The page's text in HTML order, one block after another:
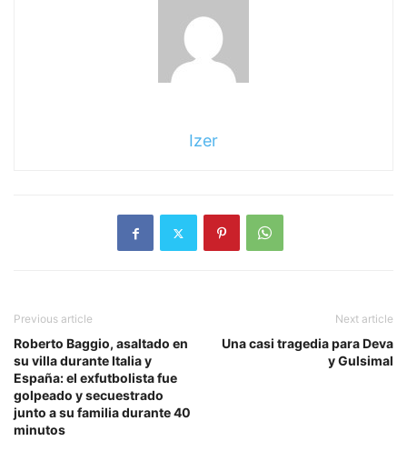
Izer
Previous article
Roberto Baggio, asaltado en
su villa durante Italia y
España: el exfutbolista fue
golpeado y secuestrado
junto a su familia durante 40
minutos
Next article
Una casi tragedia para Deva
y Gulsimal